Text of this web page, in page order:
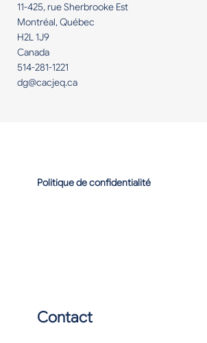
11-425, rue Sherbrooke Est
Montréal, Québec
H2L 1J9
Canada
514-281-1221
dg@cacjeq.ca
Politique de confidentialité
Contact